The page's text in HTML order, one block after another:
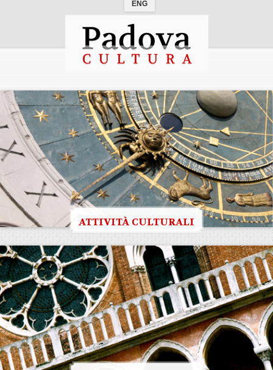
ENG
ATTIVITÀ CULTURALI